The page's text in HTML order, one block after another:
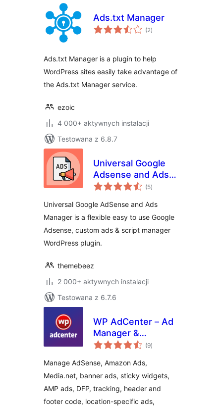
Ads.txt Manager
(2wszystkich
ocen
)
Ads.txt Manager is a plugin to help
WordPress sites easily take advantage of
the Ads.txt Manager service.
ezoic
4 000+ aktywnych instalacji
Testowana z 6.8.7
Universal Google
Adsense and Ads
manager
(5wszystkich
ocen
)
Universal Google AdSense and Ads
Manager is a flexible easy to use Google
Adsense, custom ads & script manager
WordPress plugin.
themebeez
2 000+ aktywnych instalacji
Testowana z 6.7.6
WP AdCenter – Ad
Manager &
Adsense Ads
(9wszystkich
ocen
)
Manage AdSense, Amazon Ads,
Media.net, banner ads, sticky widgets,
AMP ads, DFP, tracking, header and
footer code, location-specific ads,